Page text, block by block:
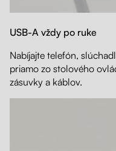
USB-A vždy po ruke
Nabíjajte telefón,
priamo zo stolového
zásuvky a káblov.